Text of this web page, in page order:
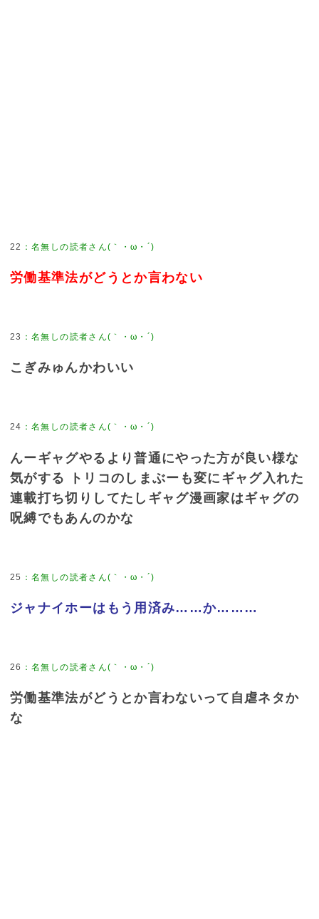
22 ：名無しの読者さん(｀・ω・´)
労働基準法がどうとか言わない
23 ：名無しの読者さん(｀・ω・´)
こぎみゅんかわいい
24 ：名無しの読者さん(｀・ω・´)
んーギャグやるより普通にやった方が良い様な
気がする トリコのしまぶーも変にギャグ入れた
連載打ち切りしてたしギャグ漫画家はギャグの
呪縛でもあんのかな
25 ：名無しの読者さん(｀・ω・´)
ジャナイホーはもう用済み……か………
26 ：名無しの読者さん(｀・ω・´)
労働基準法がどうとか言わないって自虐ネタか
な